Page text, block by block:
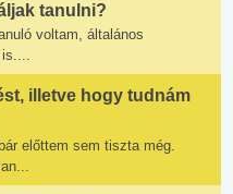
tanulni?
voltam, általános
is....
illetve hogy tudnám
előttem sem tiszta még.